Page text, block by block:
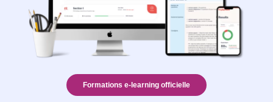
Formations e-learning officielle